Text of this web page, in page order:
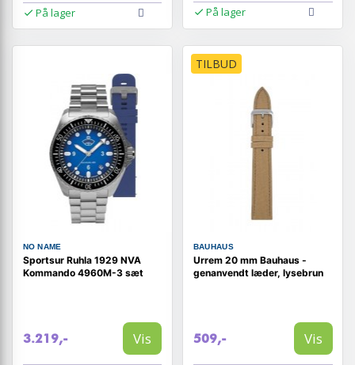
På lager På lager
NO NAME
Sportsur Ruhla 1929 NVA
Kommando 4960M-3 sæt
3.219,- Vis
TILBUD
BAUHAUS
Urrem 20 mm Bauhaus -
genanvendt læder, lysebrun
509,- Vis